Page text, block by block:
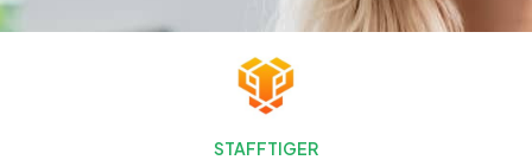
STAFFTIGER